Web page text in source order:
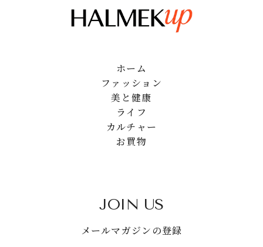
ホーム
ファッション
美と健康
ライフ
カルチャー
お買物
JOIN US
メールマガジンの登録